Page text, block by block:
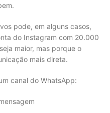
pode, em alguns casos,
do Instagram com 20.000
maior, mas porque o
mais direta.
canal do WhatsApp: